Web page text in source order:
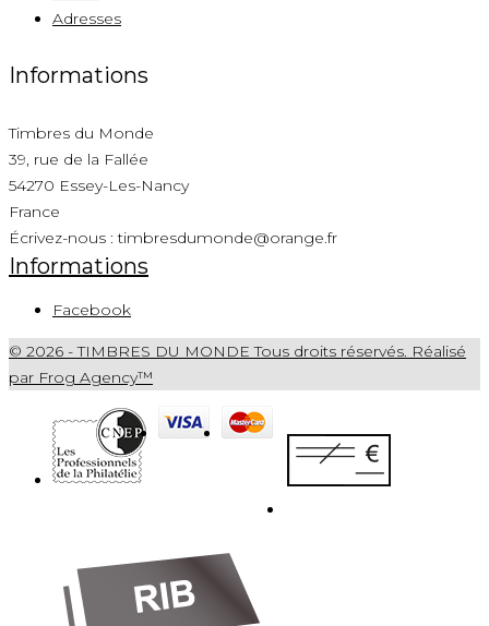
Adresses
Informations
Timbres du Monde
39, rue de la Fallée
54270 Essey-Les-Nancy
France
Écrivez-nous :timbresdumonde@orange.fr
Informations
Facebook
© 2026 - TIMBRES DU MONDE Tous droits réservés. Réalisé
par Frog Agency™